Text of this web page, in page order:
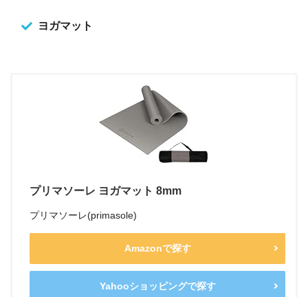
ヨガマット
プリマソーレ ヨガマット 8mm
プリマソーレ(primasole)
Amazonで探す
Yahooショッピングで探す